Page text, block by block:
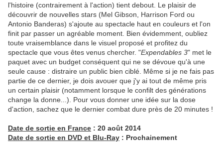
l'histoire (contrairement à l'action) tient debout. Le plaisir de
découvrir de nouvelles stars (Mel Gibson, Harrison Ford ou
Antonio Banderas) s'ajoute au spectacle haut en couleurs et l'on
finit par passer un agréable moment. Bien évidemment, oubliez
toute vraisemblance dans le visuel proposé et profitez du
spectacle que vous êtes venus chercher. "Expendables 3" met le
paquet avec un budget conséquent qui ne se dévoue qu'à une
seule cause : distraire un public bien ciblé. Même si je ne fais pas
partie de ce dernier, je dois avouer que j'y ai tout de même pris
un certain plaisir (notamment lorsque le confilt des générations
change la donne...). Pour vous donner une idée sur la dose
d'action, sachez que le dernier combat dure près de 20 minutes !
Date de sortie en France : 20 août 2014
Date de sortie en DVD et Blu-Ray : Prochainement